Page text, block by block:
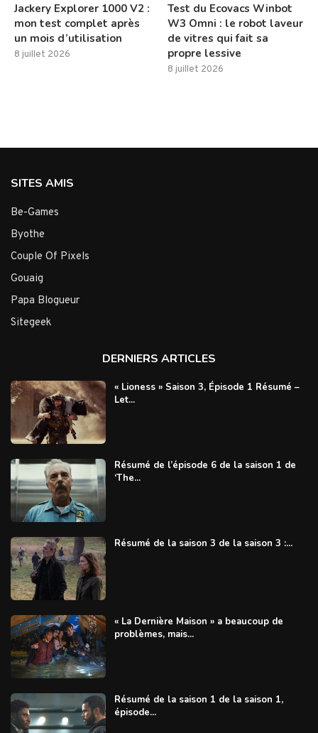
Jackery Explorer 1000 V2 :
mon test complet après
un mois d’utilisation
8 juillet 2026
Test du Ecovacs Winbot
W3 Omni : le robot laveur
de vitres qui fait sa
propre lessive
8 juillet 2026
SITES AMIS
Be-Games
Byothe
Couple Of Pixels
Gouaig
Papa Blogueur
Sitegeek
DERNIERS ARTICLES
« Lioness » Saison 3, Épisode 1 Résumé –
Let...
Résumé de l’épisode 6 de la saison 1 de
‘The...
Résumé de la saison 3 de la saison 3 :...
« La Dernière Maison » a beaucoup de
problèmes, mais...
Résumé de la saison 1 de la saison 1,
épisode...